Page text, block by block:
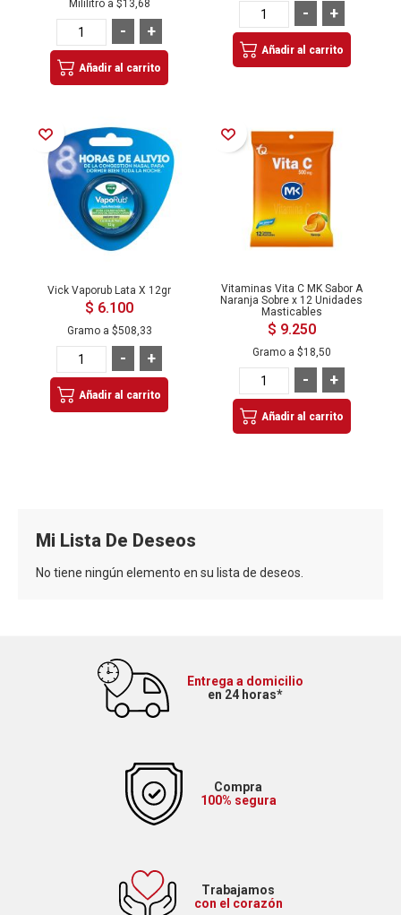
Mililitro a $13,68
+
-
Añadir al carrito
+
-
Añadir al carrito
Añadir a la Lista de Deseos
Vick Vaporub Lata X 12gr
$ 6.100
Gramo a $508,33
+
-
Añadir al carrito
Añadir a la Lista de Deseos
Vitaminas Vita C MK Sabor A
Naranja Sobre x 12 Unidades
Masticables
$ 9.250
Gramo a $18,50
+
-
Añadir al carrito
Mi Lista De Deseos
No tiene ningún elemento en su lista de deseos.
Entrega a domicilio
en 24 horas*
Compra
100% segura
Trabajamos
con el corazón